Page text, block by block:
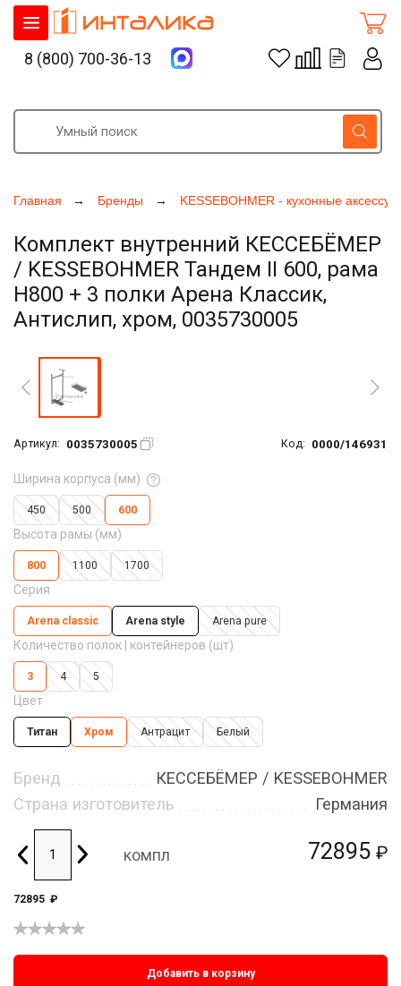
Главная Бренды KESSEBOHMER - кухонные
Комплект внутренний КЕССЕБЁМЕР
/ KESSEBOHMER Тандем II 600, рама
H800 + 3 полки Арена Классик,
Антислип, хром, 0035730005
Артикул: 0035730005 Код: 0000/146931
72895 ₽
Ширина корпуса (мм)
450 500 600
Высота рамы (мм)
800 1100 1700
Серия
Arena classic Arena style Arena pure
Количество полок | контейнеров (шт)
3 4 5
Цвет
Титан Хром Антрацит Белый
Бренд
КЕССЕБЁМЕР / KESSEBOHMER
Страна изготовитель
Германия
компл
72895 ₽
Добавить в корзину
8 (800) 700-36-13